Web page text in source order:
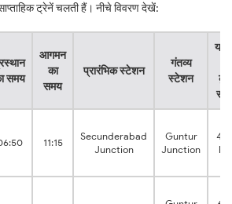
ट्रेनें चलती हैं। नीचे विवरण देखें:
समय
आगमन
का
समय
प्रारंभिक स्टेशन
गंतव्य
स्टेशन
11:15
Secunderabad
Junction
Guntur
Junction
hrs